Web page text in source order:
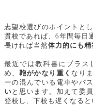
志望校選びのポイントと
貫校であれば、6年間毎日
長ければ当然体力的にも
最近では教科書にプラス
め、 鞄がかなり重く なり
ーの混んでいる電車やバ
い と思います。加えて委
登校し、下校も遅くなると